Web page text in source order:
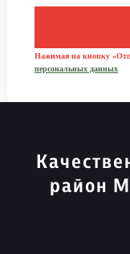
Нажимая на кнопку
персональных данных
район